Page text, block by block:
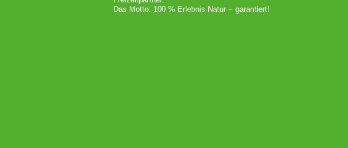
Das Motto: 100 % Erlebnis Natur − garantiert!